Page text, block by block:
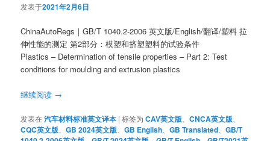
发表于2021年2月6日
ChinaAutoRegs｜GB/T 1040.2-2006 英文版/English/翻译/塑料 拉
伸性能的测定 第2部分：模塑和挤塑塑料的试验条件
Plastics – Determination of tensile properties – Part 2: Test
conditions for moulding and extrusion plastics
继续阅读 →
发表在汽车材料标准英文译本 |标签为 CAV英文版 、CNCA英文版
CQC英文版 、GB 2024英文版 、GB English 、GB Translated 、GB/T